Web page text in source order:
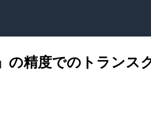
精度でのトランス